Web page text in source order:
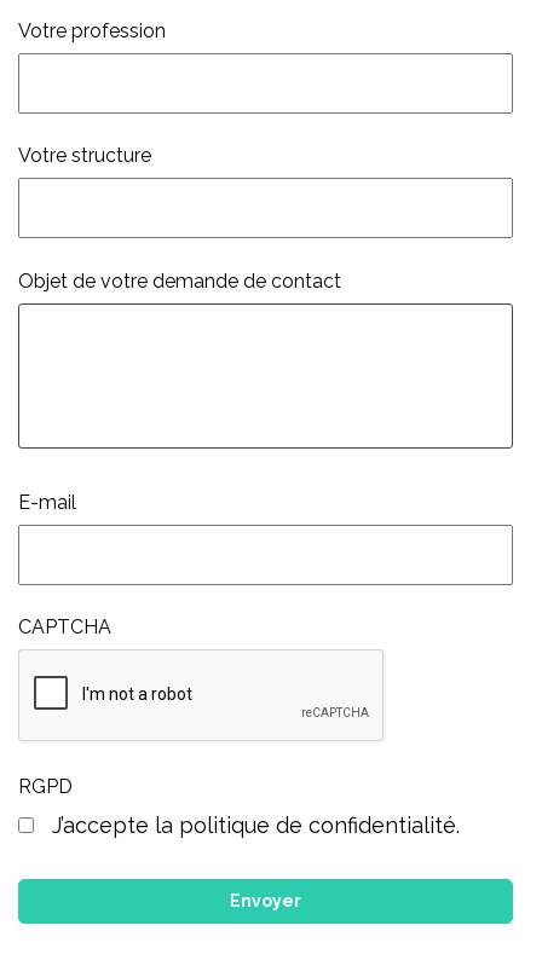
Votre profession
Votre structure
Objet de votre demande de contact
E-mail
CAPTCHA
RGPD
J’accepte la politique de confidentialité.